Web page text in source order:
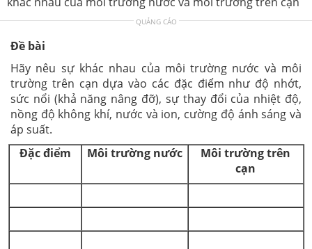
QUẢNG CÁO
Đề bài
Hãy nêu sự khác nhau của môi trường nước và môi
trường trên cạn dựa vào các đặc điểm như độ nhớt,
sức nổi (khả năng nâng đỡ), sự thay đổi của nhiệt độ,
nồng độ không khí, nước và ion, cường độ ánh sáng và
áp suất.
Đặc điểm
Môi trường nước
Môi trường trên
cạn